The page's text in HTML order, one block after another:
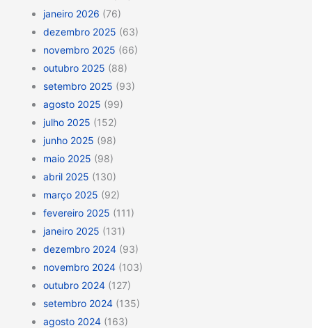
janeiro 2026 (76)
dezembro 2025 (63)
novembro 2025 (66)
outubro 2025 (88)
setembro 2025 (93)
agosto 2025 (99)
julho 2025 (152)
junho 2025 (98)
maio 2025 (98)
abril 2025 (130)
março 2025 (92)
fevereiro 2025 (111)
janeiro 2025 (131)
dezembro 2024 (93)
novembro 2024 (103)
outubro 2024 (127)
setembro 2024 (135)
agosto 2024 (163)